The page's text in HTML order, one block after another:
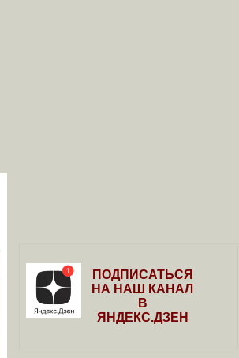
ПОДПИСАТЬСЯ
НА НАШ КАНАЛ
В
ЯНДЕКС.ДЗЕН